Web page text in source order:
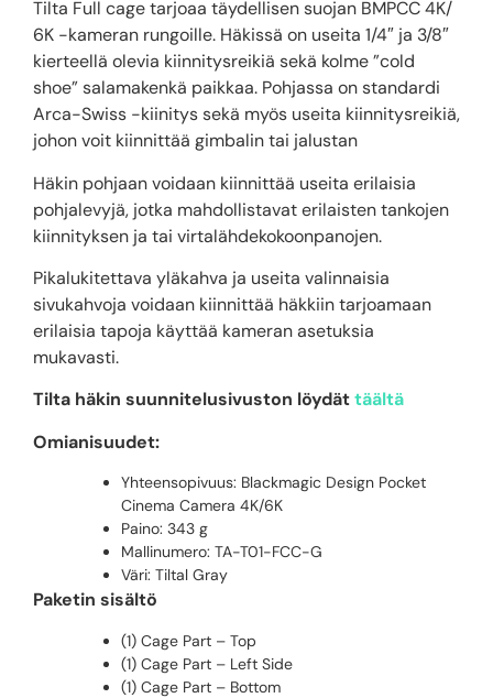
Tilta Full cage tarjoaa täydellisen suojan BMPCC 4K/
6K -kameran rungoille. Häkissä on useita 1/4″ ja 3/8″
kierteellä olevia kiinnitysreikiä sekä kolme ”cold
shoe” salamakenkä paikkaa. Pohjassa on standardi
Arca-Swiss -kiinitys sekä myös useita kiinnitysreikiä,
johon voit kiinnittää gimbalin tai jalustan
Häkin pohjaan voidaan kiinnittää useita erilaisia ​​
pohjalevyjä, jotka mahdollistavat erilaisten tankojen
kiinnityksen ja tai virtalähdekokoonpanojen.
Pikalukitettava yläkahva ja useita valinnaisia ​​
sivukahvoja voidaan kiinnittää häkkiin tarjoamaan
erilaisia ​​tapoja käyttää kameran asetuksia
mukavasti.
Tilta häkin suunnitelusivuston löydättäältä
Omianisuudet:
Yhteensopivuus: Blackmagic Design Pocket
Cinema Camera 4K/6K
Paino: 343 g
Mallinumero: TA-T01-FCC-G
Väri: Tiltal Gray
Paketin sisältö
(1) Cage Part – Top
(1) Cage Part – Left Side
(1) Cage Part – Bottom